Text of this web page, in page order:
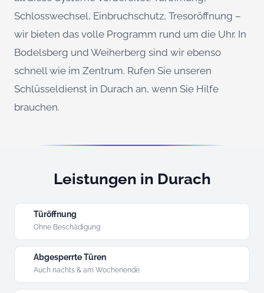
Schlosswechsel, Einbruchschutz, Tresoröffnung –
wir bieten das volle Programm rund um die Uhr. In
Bodelsberg und Weiherberg sind wir ebenso
schnell wie im Zentrum. Rufen Sie unseren
Schlüsseldienst in Durach an, wenn Sie Hilfe
brauchen.
Leistungen in Durach
Türöffnung
Ohne Beschädigung
Abgesperrte Türen
Auch nachts & am Wochenende